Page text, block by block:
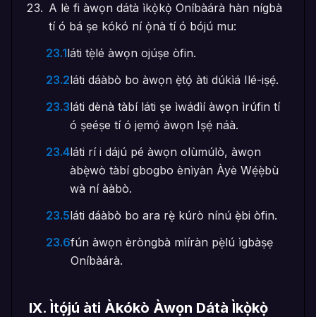
A lè fi àwọn dátà ìkọ̀kọ̀ Oníbàárà hàn nígbà
tí ó bá ṣe kókó ní ọ̀nà tí ó bójú mu:
23.1láti tẹ̀lé àwọn ojúṣe òfin.
23.2láti dáàbò bo àwọn ẹ̀tọ́ àti dúkìá Ilé-iṣẹ́.
23.3láti dènà tàbí láti ṣe ìwádìí àwọn ìrúfin tí
ó ṣeéṣe tí ó jẹmọ́ àwọn Iṣẹ́ náà.
23.4láti rí i dájú pé àwọn olùmúlò, àwọn
àbẹ̀wò tàbí gbogbo ènìyàn Àyè Wẹ́ẹ̀bù
wà ní ààbò.
23.5láti dáàbò bo ara rẹ̀ kúrò nínú ẹ̀bi òfin.
23.6fún àwọn èròngbà mìíràn pẹ̀lú ìgbàṣẹ
Oníbàárà.
IX. Ìtọ́jú àti Àkókò Àwọn Dátà Ìkọ̀kọ̀